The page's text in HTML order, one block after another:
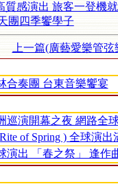
質感演出 旅客一登機
團四季饗學子
上一篇(廣藝愛樂管弦
合奏團 台東音樂饗宴
巡演開幕之夜 網路全
of Spring ) 全球演出
演出 「春之祭」 逢作